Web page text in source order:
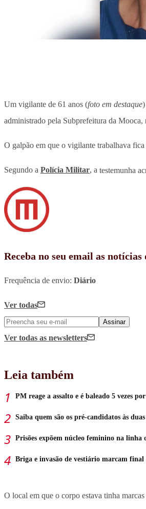
Um vigilante de 61 anos (foto em destaque
administrado pela Subprefeitura da Mooca,
O galpão em que o vigilante trabalhava
Segundo a Polícia Militar, a testemunha
Receba no seu email as
Frequência de envio: Diário
Ver todas
Assinar
Ver todas as newsletters
Leia também
PM reage a assalto e é baleado 5 vezes
Saiba quem são os pré-candidatos às
Prisões expõem núcleo feminino na
Briga e invasão de vestiário marcam final
O local em que o corpo estava tinha